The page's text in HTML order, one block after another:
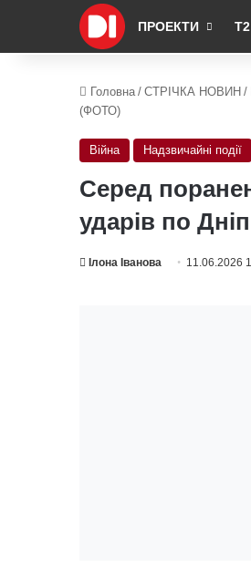
ПРОЕКТИ Т2
Головна / СТРІЧКА НОВИН /
(ФОТО)
Війна Надзвичайні події
Серед
ударів по
Ілона Іванова 11.06.2026